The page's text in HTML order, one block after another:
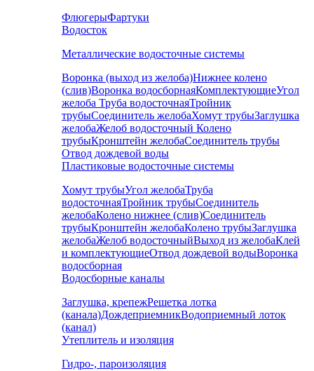
ФлюгерыФартуки
Водосток
Металлические водосточные системы
Воронка (выход из желоба)Нижнее колено
(слив)Воронка водосборнаяКомплектующиеУгол
желоба Труба водосточнаяТройник
трубыСоединитель желобаХомут трубыЗаглушка
желобаЖелоб водосточный Колено
трубыКронштейн желобаСоединитель трубы
Отвод дождевой воды
Пластиковые водосточные системы
Хомут трубыУгол желобаТруба
водосточнаяТройник трубыСоединитель
желобаКолено нижнее (слив)Соединитель
трубыКронштейн желобаКолено трубыЗаглушка
желобаЖелоб водосточныйВыход из желобаКлей
и комплектующиеОтвод дождевой водыВоронка
водосборная
Водосборные каналы
Заглушка, крепежРешетка лотка
(канала)ДождеприемникВодоприемный лоток
(канал)
Утеплитель и изоляция
Гидро-, пароизоляция